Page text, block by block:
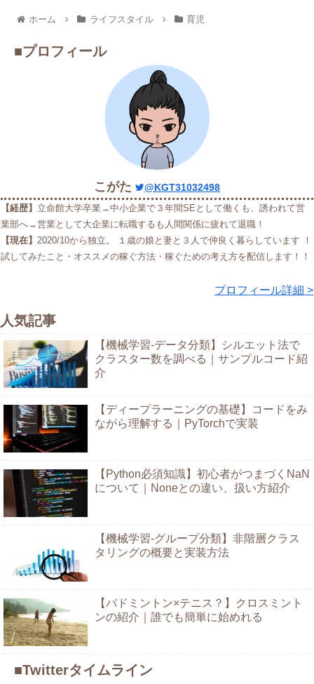
ホーム ライフスタイル 育児
■プロフィール
こがた @KGT31032498
【経歴】 立命館大学卒業→中小企業で３年間SEとして働くも、誘われて営
業部へ→営業として大企業に転職するも人間関係に疲れて退職！
【現在】 2020/10から独立。 １歳の娘と妻と３人で仲良く暮らしています ！
試してみたこと・オススメの稼ぐ方法・稼ぐための考え方を配信します！！
プロフィール詳細 >
人気記事
【機械学習-データ分類】シルエット法で
クラスター数を調べる｜サンプルコード紹
介
【ディープラーニングの基礎】コードをみ
ながら理解する｜PyTorchで実装
【Python必須知識】初心者がつまづくNaN
について｜Noneとの違い、扱い方紹介
【機械学習-グループ分類】非階層クラス
タリングの概要と実装方法
【バドミントン×テニス？】クロスミント
ンの紹介｜誰でも簡単に始めれる
■Twitterタイムライン